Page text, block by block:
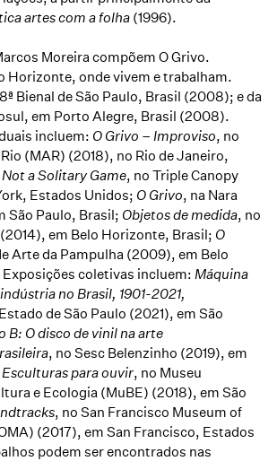
artes com a folha (1996).
Moreira compõem O Grivo.
Horizonte, onde vivem e trabalham.
Bienal de São Paulo, Brasil (2008); e da
em Porto Alegre, Brasil (2008).
incluem: O Grivo – Improviso, no
(MAR) (2018), no Rio de Janeiro,
a Solitary Game, no Triple Canopy
Estados Unidos; O Grivo, na Nara
São Paulo, Brasil; Objetos de medida, no
em Belo Horizonte, Brasil; O
Arte da Pampulha (2009), em Belo
coletivas incluem: Máquina
no Brasil, 1901-2021,
de São Paulo (2021), em São
B: O disco de vinil na arte
, no Sesc Belenzinho (2019), em
Esculturas para ouvir, no Museu
e Ecologia (MuBE) (2018), em São
, no San Francisco Museum of
(2017), em San Francisco, Estados
podem ser encontrados nas